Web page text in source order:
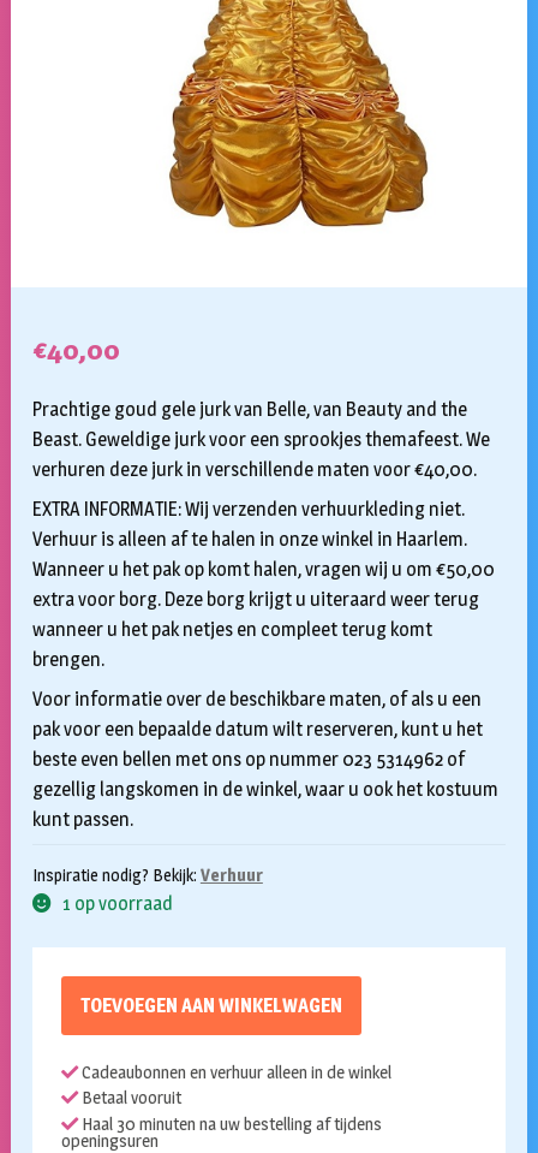
€40,00
Prachtige goud gele jurk van Belle, van Beauty and the
Beast. Geweldige jurk voor een sprookjes themafeest. We
verhuren deze jurk in verschillende maten voor €40,00.
EXTRA INFORMATIE: Wij verzenden verhuurkleding niet.
Verhuur is alleen af te halen in onze winkel in Haarlem.
Wanneer u het pak op komt halen, vragen wij u om €50,00
extra voor borg. Deze borg krijgt u uiteraard weer terug
wanneer u het pak netjes en compleet terug komt
brengen.
Voor informatie over de beschikbare maten, of als u een
pak voor een bepaalde datum wilt reserveren, kunt u het
beste even bellen met ons op nummer 023 5314962 of
gezellig langskomen in de winkel, waar u ook het kostuum
kunt passen.
Inspiratie nodig? Bekijk: Verhuur
1 op voorraad
TOEVOEGEN AAN WINKELWAGEN
Cadeaubonnen en verhuur alleen in de winkel
Betaal vooruit
Haal 30 minuten na uw bestelling af tijdens
openingsuren